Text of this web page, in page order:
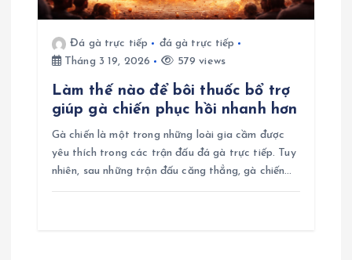
Đá gà trực tiếp
đá gà trực tiếp
Tháng 3 19, 2026
579 views
Làm thế nào để bôi thuốc bổ trợ
giúp gà chiến phục hồi nhanh hơn
Gà chiến là một trong những loài gia cầm được
yêu thích trong các trận đấu đá gà trực tiếp. Tuy
nhiên, sau những trận đấu căng thẳng, gà chiến…